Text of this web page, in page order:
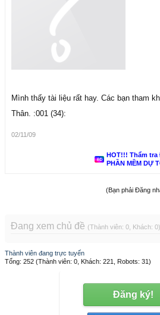
Mình thấy tài liệu rất hay. Các bạn tham
Thân. :001 (34):
02/11/09
HOT!!! Thẩm
PHẦN MỀM DỰ
(Bạn phải Đăng
Đang xem chủ đề (Thành viên: 0, Khách: 0)
Thành viên đang trực tuyến
Tổng: 252 (Thành viên: 0, Khách: 221, Robots: 31)
Đăng ký!